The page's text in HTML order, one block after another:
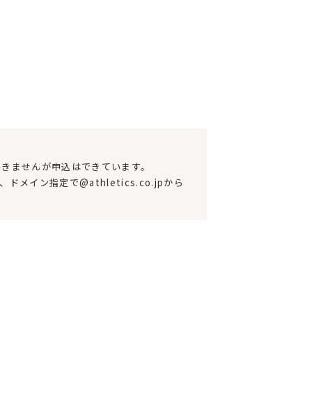
せんが申込はできています。
、ドメイン指定で@athletics.co.jpから